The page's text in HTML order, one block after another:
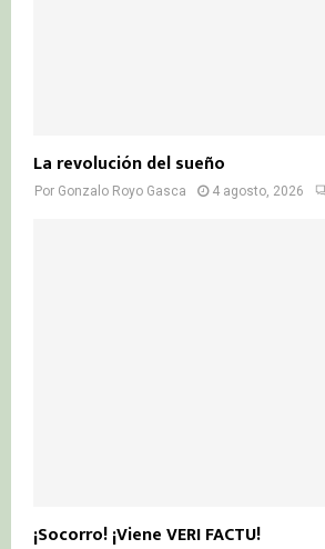
La revolución del sueño
Por Gonzalo Royo Gasca 4 agosto, 2026
¡Socorro! ¡Viene VERI FACTU!